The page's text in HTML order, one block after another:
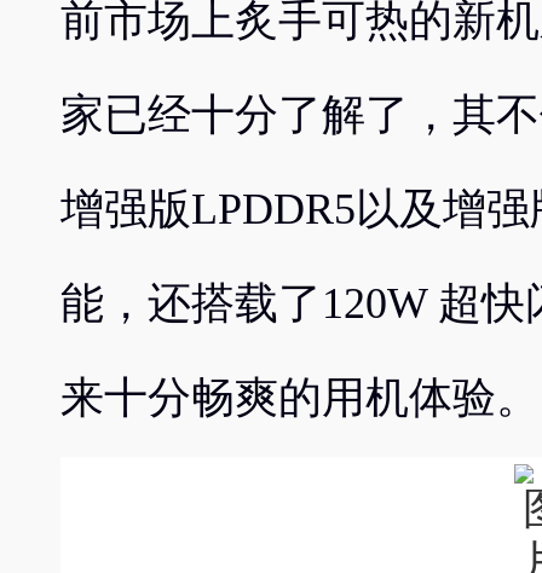
前市场上炙手可热的新
家已经十分了解了，其
增强版LPDDR5以及增
能，还搭载了120W 超
来十分畅爽的用机体验。